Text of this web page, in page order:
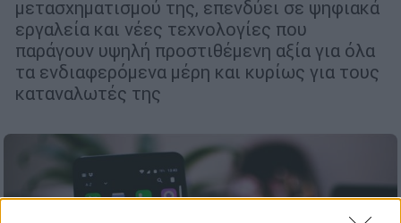
μετασχηματισμού της, επενδύει σε ψηφιακά
εργαλεία και νέες τεχνολογίες που
παράγουν υψηλή προστιθέμενη αξία για όλα
τα ενδιαφερόμενα μέρη και κυρίως για τους
καταναλωτές της